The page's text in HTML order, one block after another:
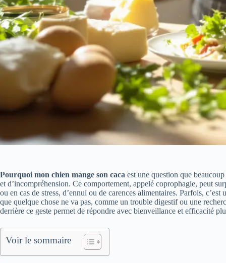
Pourquoi mon chien mange son caca est une question que
et d’incompréhension. Ce comportement, appelé coprophagie, peut
ou en cas de stress, d’ennui ou de carences alimentaires. Parfois,
que quelque chose ne va pas, comme un trouble digestif ou une
derrière ce geste permet de répondre avec bienveillance et efficacité
Voir le sommaire